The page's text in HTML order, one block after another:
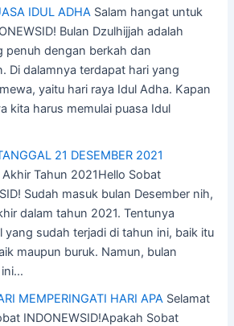
IDUL ADHA Salam hangat untuk
Bulan Dzulhijjah adalah
penuh dengan berkah dan
Di dalamnya terdapat hari yang
yaitu hari raya Idul Adha. Kapan
kita harus memulai puasa Idul
21 DESEMBER 2021
Tahun 2021Hello Sobat
Sudah masuk bulan Desember nih,
dalam tahun 2021. Tentunya
yang sudah terjadi di tahun ini, baik itu
maupun buruk. Namun, bulan
ini…
MEMPERINGATI HARI APA Selamat
INDONEWSID!Apakah Sobat